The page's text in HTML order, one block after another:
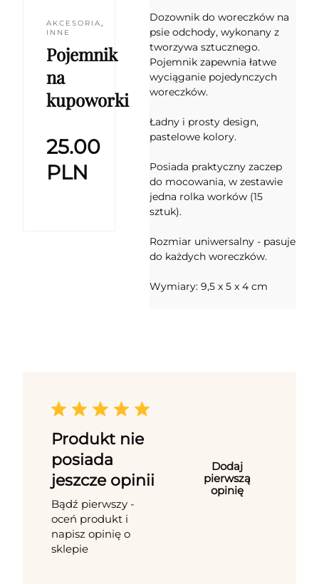
AKCESORIA,
INNE
Pojemnik
na
kupoworki
25.00
PLN
Dozownik do woreczków na
psie odchody, wykonany z
tworzywa sztucznego.
Pojemnik zapewnia łatwe
wyciąganie pojedynczych
woreczków.
Ładny i prosty design,
pastelowe kolory.
Posiada praktyczny zaczep
do mocowania, w zestawie
jedna rolka worków (15
sztuk).
Rozmiar uniwersalny - pasuje
do każdych woreczków.
Wymiary: 9,5 x 5 x 4 cm
Produkt nie
posiada
jeszcze opinii
Bądź pierwszy -
oceń produkt i
napisz opinię o
sklepie
Dodaj
pierwszą
opinię